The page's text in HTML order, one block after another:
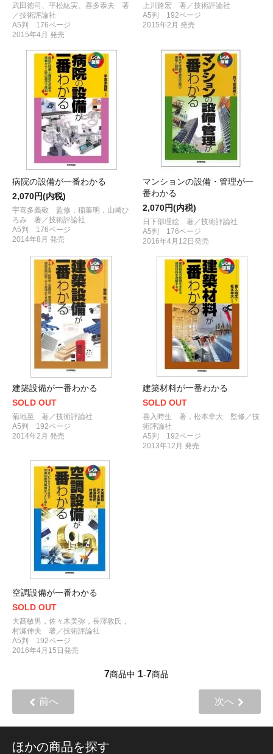
武田徳司、平松紘実、喜多泰夫 著
／技術評論社
A5判 176ページ
2015年4月 発売
上川路宏 著／技術評論社
A5判 192ページ
2015年2月 発売
病院の設備が一番わかる
2,070円(内税)
宇喜多義敬 監修，稲葉明，山崎ひ
ろみ 著／技術評論社
A5判 176ページ
2014年8月 発売
マンションの設備・管理が一
番わかる
2,070円(内税)
日下部理絵 著／技術評論社
A5判 176ページ
2016年4月12日発売
建築設備が一番わかる
SOLD OUT
菊地至 著／技術評論社
A5判 192ページ
2014年2月 発売
建築材料が一番わかる
SOLD OUT
喜入時生 著，松本幸大 監修／技
術評論社
A5判 192ページ
2013年12月 発売
空調設備が一番わかる
SOLD OUT
大髙敏男，佐々木美弥，長澤敦氏，
村瀬伸夫 著／技術評論社
A5判 192ページ
2016年4月15日発売
7商品中 1-7商品
前へ 次へ
ほかの商品を探す